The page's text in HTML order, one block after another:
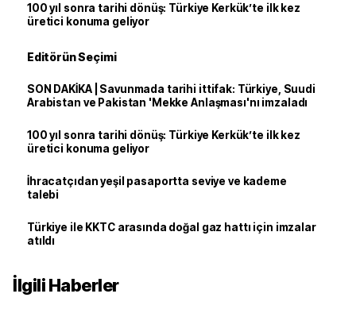
100 yıl sonra tarihi dönüş: Türkiye Kerkük’te ilk kez
üretici konuma geliyor
Editörün Seçimi
SON DAKİKA | Savunmada tarihi ittifak: Türkiye, Suudi
Arabistan ve Pakistan 'Mekke Anlaşması'nı imzaladı
100 yıl sonra tarihi dönüş: Türkiye Kerkük’te ilk kez
üretici konuma geliyor
İhracatçıdan yeşil pasaportta seviye ve kademe
talebi
Türkiye ile KKTC arasında doğal gaz hattı için imzalar
atıldı
İlgili Haberler